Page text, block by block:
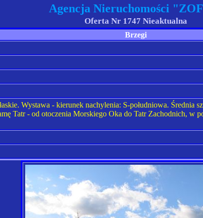
Agencja Nieruchomości
Oferta Nr 1747 Nieaktualna
Brzegi
Wystawa - kierunek nachylenia: S-południowa.
Tatr - od otoczenia Morskiego Oka do Tatr Zachodnich, w